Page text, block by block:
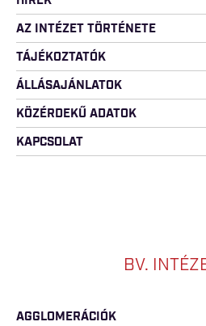
AZ INTÉZET TÖRTÉNETE
TÁJÉKOZTATÓK
ÁLLÁSAJÁNLATOK
KÖZÉRDEKŰ ADATOK
KAPCSOLAT
BV.
AGGLOMERÁCIÓK